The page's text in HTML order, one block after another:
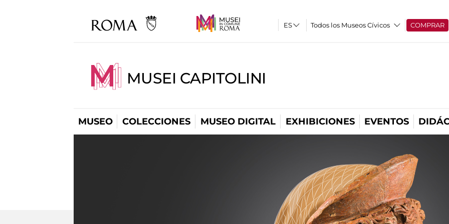
Todos los Museos Cívicos COMPRAR
MUSEI CAPITOLINI
MUSEO COLECCIONES MUSEO DIGITAL EXHIBICIONES EVENTOS